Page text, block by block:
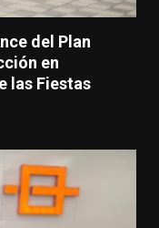
del Plan
en
las Fiestas